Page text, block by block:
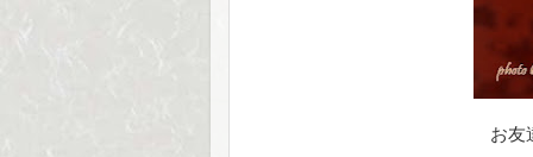
お友